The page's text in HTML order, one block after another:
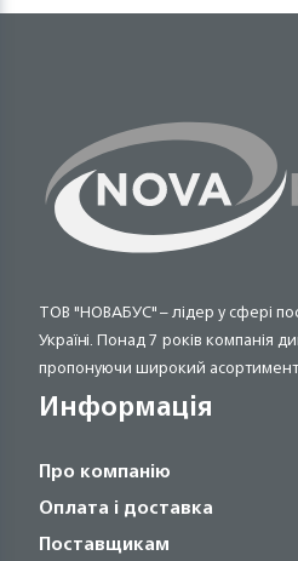
ТОВ "НОВАБУС" – лідер у сфері
Україні. Понад 7 років компанія
пропонуючи широкий асортимент
Информація
Про компанію
Оплата і доставка
Поставщикам